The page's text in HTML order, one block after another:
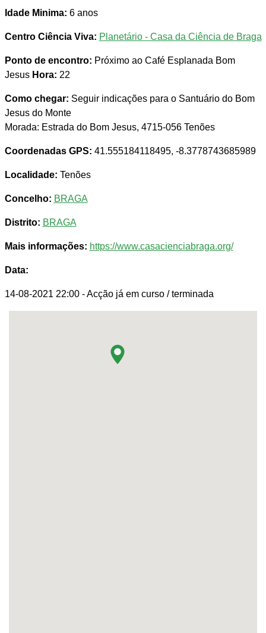
Idade Minima: 6 anos
Centro Ciência Viva: Planetário - Casa da Ciência de Braga
Ponto de encontro: Próximo ao Café Esplanada Bom
Jesus Hora: 22
Como chegar: Seguir indicações para o Santuário do Bom
Jesus do Monte
Morada: Estrada do Bom Jesus, 4715-056 Tenões
Coordenadas GPS: 41.555184118495, -8.3778743685989
Localidade: Tenões
Concelho: BRAGA
Distrito: BRAGA
Mais informações: https://www.casacienciabraga.org/
Data:
14-08-2021 22:00 - Acção já em curso / terminada